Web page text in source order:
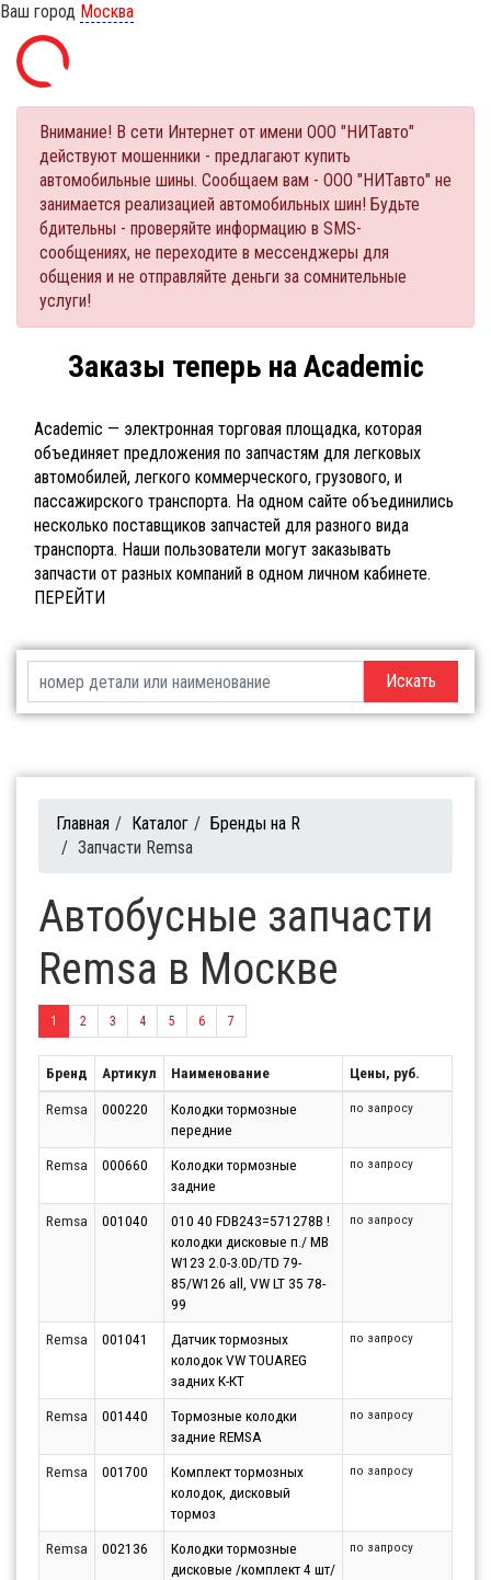
Ваш город Москва
Внимание! В сети Интернет от имени ООО "НИТавто"
действуют мошенники - предлагают купить
автомобильные шины. Сообщаем вам - ООО "НИТавто" не
занимается реализацией автомобильных шин! Будьте
бдительны - проверяйте информацию в SMS-
сообщениях, не переходите в мессенджеры для
общения и не отправляйте деньги за сомнительные
услуги!
Заказы теперь на Academic
Academic — электронная торговая площадка, которая
объединяет предложения по запчастям для легковых
автомобилей, легкого коммерческого, грузового, и
пассажирского транспорта. На одном сайте объединились
несколько поставщиков запчастей для разного вида
транспорта. Наши пользователи могут заказывать
запчасти от разных компаний в одном личном кабинете.
ПЕРЕЙТИ
Искать
Главная / Каталог / Бренды на R
/ Запчасти Remsa
Автобусные запчасти
Remsa в Москве
1 2 3 4 5 6 7
Бренд Артикул Наименование Цены, руб.
Remsa 000220
Колодки тормозные
передние
по запросу
Remsa 000660
Колодки тормозные
задние
по запросу
Remsa 001040
010 40 FDB243=571278B !
колодки дисковые п./ MB
W123 2.0-3.0D/TD 79-
85/W126 all, VW LT 35 78-
99
по запросу
Remsa 001041
Датчик тормозных
колодок VW TOUAREG
задних К-КТ
по запросу
Remsa 001440
Тормозные колодки
задние REMSA
по запросу
Remsa 001700
Комплект тормозных
колодок, дисковый
тормоз
по запросу
Remsa 002136
Колодки тормозные
дисковые /комплект 4 шт/
по запросу